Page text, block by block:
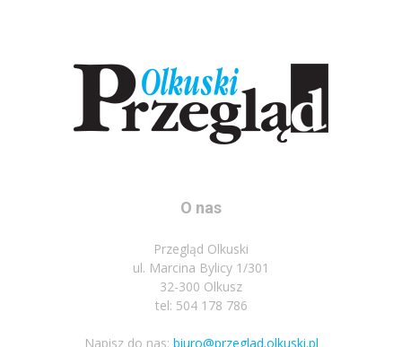
O nas
Przegląd Olkuski
ul. Marcina Bylicy 1/301
32-300 Olkusz
tel: 504 178 786
Napisz do nas: biuro@przeglad.olkuski.pl